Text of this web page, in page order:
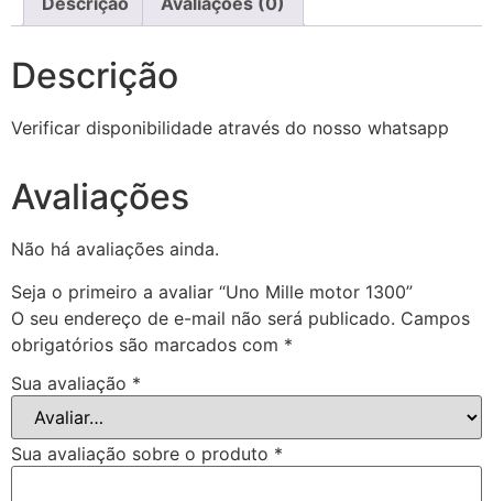
Descrição
Verificar disponibilidade através do nosso whatsapp
Avaliações
Não há avaliações ainda.
Seja o primeiro a avaliar “Uno Mille motor 1300”
O seu endereço de e-mail não será publicado. Campos
obrigatórios são marcados com *
Sua avaliação *
Sua avaliação sobre o produto *